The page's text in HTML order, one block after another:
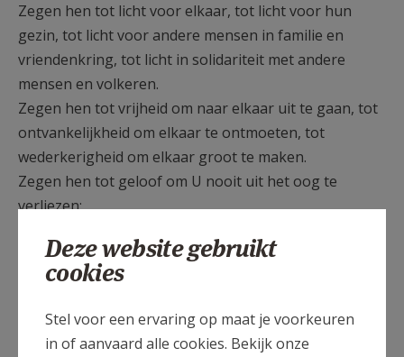
Zegen hen tot licht voor elkaar, tot licht voor hun
gezin, tot licht voor andere mensen in familie en
vriendenkring, tot licht in solidariteit met andere
mensen en volkeren.
Zegen hen tot vrijheid om naar elkaar uit te gaan, tot
ontvankelijkheid om elkaar te ontmoeten, tot
wederkerigheid om elkaar groot te maken.
Zegen hen tot geloof om U nooit uit het oog te
verliezen;
tot liefde om zachtmoedig te zijn.
Zegen hen met uw liefde, God,
Amen.
Deze website gebruikt
cookies
Stel voor een ervaring op maat je voorkeuren
in of aanvaard alle cookies. Bekijk onze